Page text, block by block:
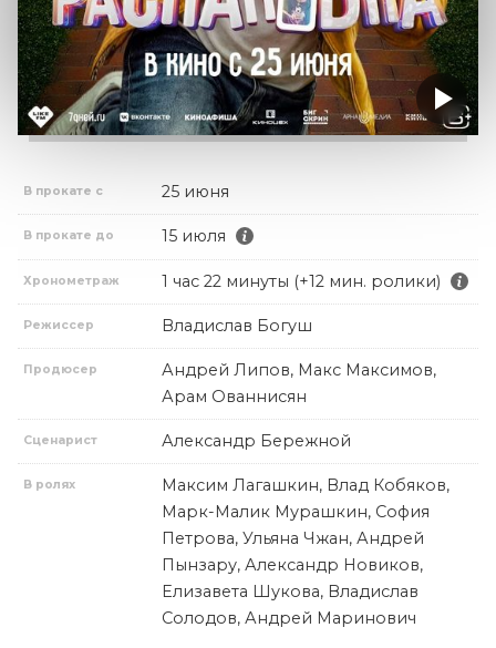
В прокате с 25 июня
В прокате до 15 июля
Хронометраж 1 час 22 минуты (+12 мин. ролики)
Режиссер Владислав Богуш
Продюсер
Андрей Липов, Макс Максимов,
Арам Ованнисян
Сценарист Александр Бережной
В ролях
Максим Лагашкин, Влад Кобяков,
Марк-Малик Мурашкин, София
Петрова, Ульяна Чжан, Андрей
Пынзару, Александр Новиков,
Елизавета Шукова, Владислав
Солодов, Андрей Маринович